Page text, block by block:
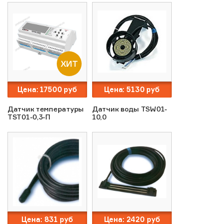
ХИТ
Цена: 17500 руб Цена: 5130 руб
Датчик температуры
TST01-0,3-П
Цена: 831 руб
Датчик воды TSW01-
10,0
Цена: 2420 руб